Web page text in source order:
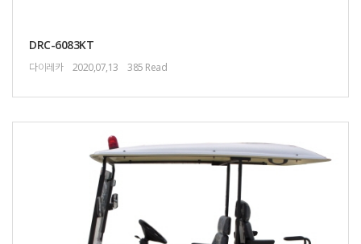
DRC-6083KT
다이레카 2020,07,13 385 Read